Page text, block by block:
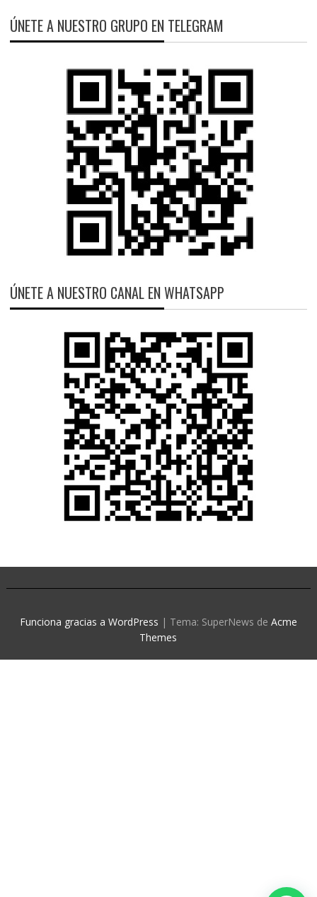
ÚNETE A NUESTRO GRUPO EN TELEGRAM
ÚNETE A NUESTRO CANAL EN WHATSAPP
Funciona gracias a WordPress | Tema: SuperNews de Acme
Themes